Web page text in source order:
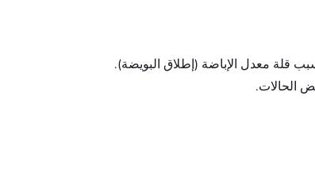
قلة معدل الإباضة (إطلاق البويضة).
الحالات.